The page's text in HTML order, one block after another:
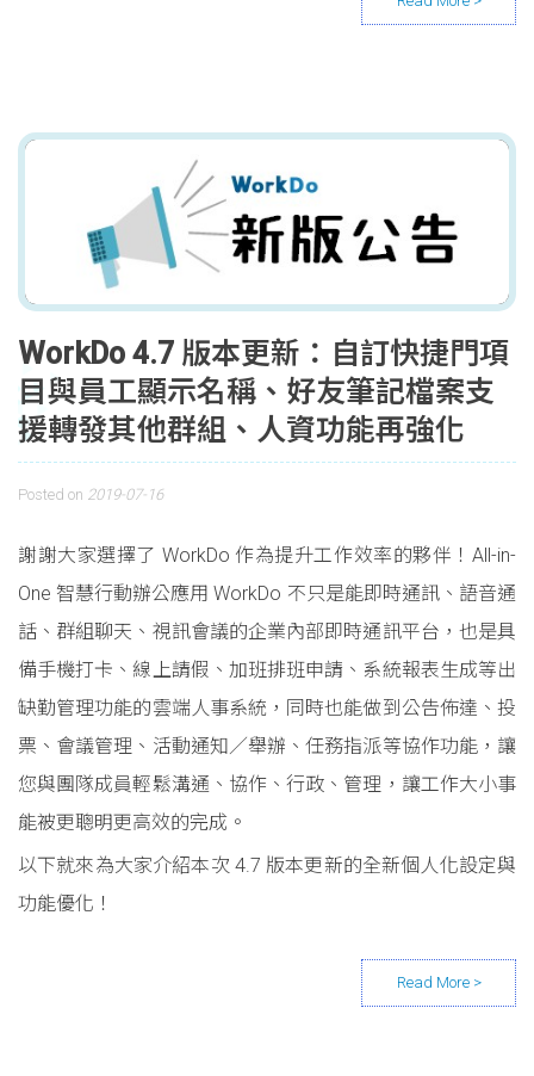
WorkDo 4.7 版本更新：自訂快捷門項
目與員工顯示名稱、好友筆記檔案支
援轉發其他群組、人資功能再強化
Posted on 2019-07-16
謝謝大家選擇了 WorkDo 作為提升工作效率的夥伴！All-in-
One 智慧行動辦公應用 WorkDo 不只是能即時通訊、語音通
話、群組聊天、視訊會議的企業內部即時通訊平台，也是具
備手機打卡、線上請假、加班排班申請、系統報表生成等出
缺勤管理功能的雲端人事系統，同時也能做到公告佈達、投
票、會議管理、活動通知／舉辦、任務指派等協作功能，讓
您與團隊成員輕鬆溝通、協作、行政、管理，讓工作大小事
能被更聰明更高效的完成。
以下就來為大家介紹本次 4.7 版本更新的全新個人化設定與
功能優化！